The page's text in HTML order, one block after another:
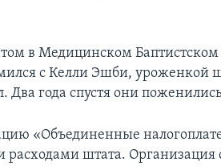
в Медицинском Баптистском
с Келли Эшби, уроженкой
Два года спустя они
«Объединенные
штата. Организация